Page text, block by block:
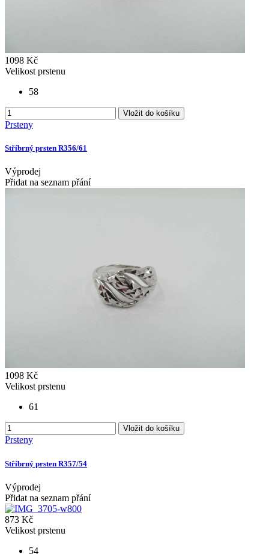
1098 Kč
Velikost prstenu
58
Vložit do košíku
Prsteny
Stříbrný prsten R356/61
Výprodej
Přidat na seznam přání
1098 Kč
Velikost prstenu
61
Vložit do košíku
Prsteny
Stříbrný prsten R357/54
Výprodej
Přidat na seznam přání
873 Kč
Velikost prstenu
54